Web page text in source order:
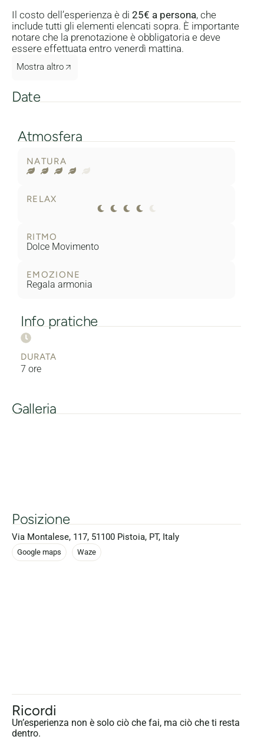
Il costo dell’esperienza è di 25€ a persona, che
include tutti gli elementi elencati sopra. È importante
notare che la prenotazione è obbligatoria e deve
essere effettuata entro venerdì mattina.
Mostra altro
Date
Atmosfera
NATURA
RELAX
RITMO
Dolce Movimento
EMOZIONE
Regala armonia
Info pratiche
DURATA
7 ore
Galleria
Posizione
Via Montalese, 117, 51100 Pistoia, PT, Italy
Google maps Waze
Ricordi
Un’esperienza non è solo ciò che fai, ma ciò che ti resta
dentro.